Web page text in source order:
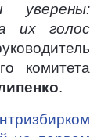
уверены:
их голос
комитета
.